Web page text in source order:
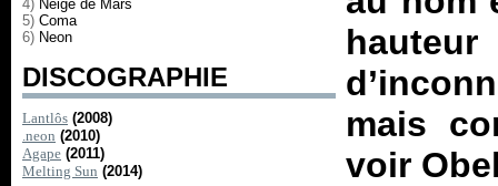
4) Neige de Mars
5) Coma
6) Neon
DISCOGRAPHIE
Lantlôs (2008)
.neon (2010)
Agape (2011)
Melting Sun (2014)
mais
voir